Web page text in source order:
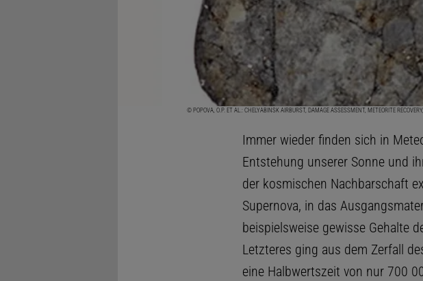
© POPOVA, O.P. ET AL.: CHELYABINSK AIRBURST, DAMAGE ASSESSMENT, METEORITE
Immer wieder finden sich in
Entstehung unserer Sonne und
der kosmischen Nachbarschaft
Supernova, in das
beispielsweise gewisse Gehalte
Letzteres ging aus dem Zerfall
eine Halbwertszeit von nur 700